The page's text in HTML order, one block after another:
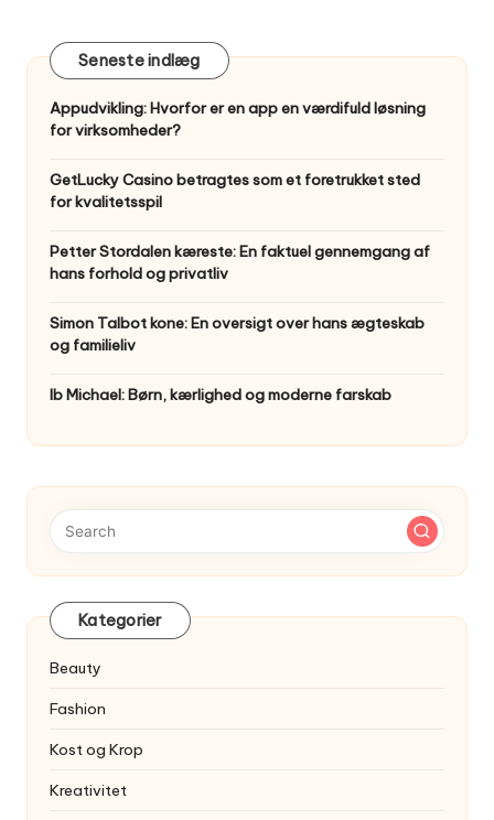
Seneste indlæg
Appudvikling: Hvorfor er en app en værdifuld løsning
for virksomheder?
GetLucky Casino betragtes som et foretrukket sted
for kvalitetsspil
Petter Stordalen kæreste: En faktuel gennemgang af
hans forhold og privatliv
Simon Talbot kone: En oversigt over hans ægteskab
og familieliv
Ib Michael: Børn, kærlighed og moderne farskab
Kategorier
Beauty
Fashion
Kost og Krop
Kreativitet